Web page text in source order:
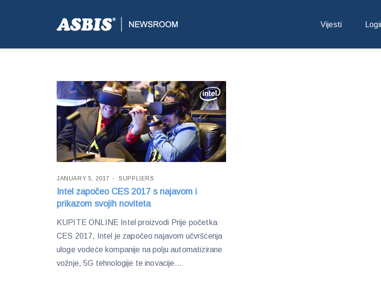
Vijesti
Tag:VR
JANUARY 5, 2017 SUPPLIERS
Intel započeo CES 2017 s najavom i
prikazom svojih noviteta
KUPITE ONLINE Intel proizvodi Prije početka
CES 2017, Intel je započeo najavom učvršćenja
uloge vodeće kompanije na polju automatizirane
vožnje, 5G tehnologije te inovacije...